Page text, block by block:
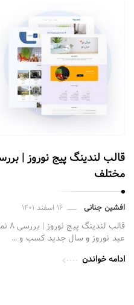
مختلف
افشین جنانی ۱۶ اسفند ۱۴۰۱
عید نوروز و سال جدید کسب و …
ادامه خواندن